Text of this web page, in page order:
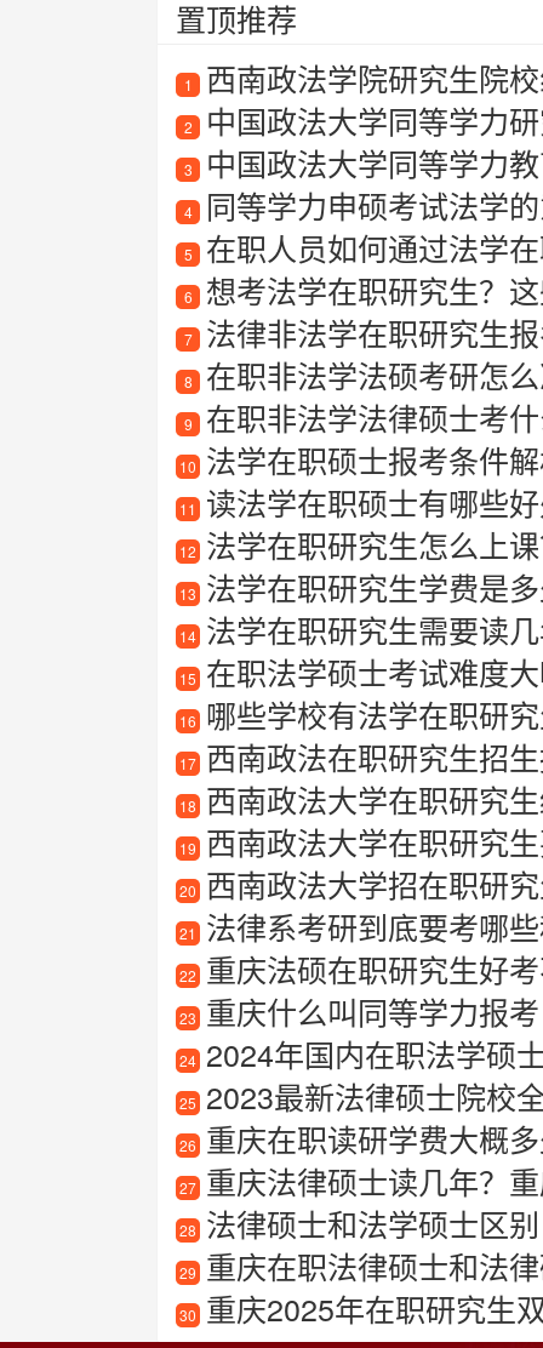
置顶推荐
1 西南政法学院研究生院
2 中国政法大学同等学力
3 中国政法大学同等学力
4 同等学力申硕考试法学
5 在职人员如何通过法学
6 想考法学在职研究生？
7 法律非法学在职研究生
8 在职非法学法硕考研怎么
9 在职非法学法律硕士考
10 法学在职硕士报考条件
11 读法学在职硕士有哪些好
12 法学在职研究生怎么上
13 法学在职研究生学费是
14 法学在职研究生需要读
15 在职法学硕士考试难度大吗
16 哪些学校有法学在职研
17 西南政法在职研究生招
18 西南政法大学在职研究生
19 西南政法大学在职研究
20 西南政法大学招在职研
21 法律系考研到底要考哪
22 重庆法硕在职研究生好
23 重庆什么叫同等学力报考
24 2024年国内在职法学硕
25 2023最新法律硕士院校
26 重庆在职读研学费大概
27 重庆法律硕士读几年？
28 法律硕士和法学硕士区别
29 重庆在职法律硕士和法
30 重庆2025年在职研究生